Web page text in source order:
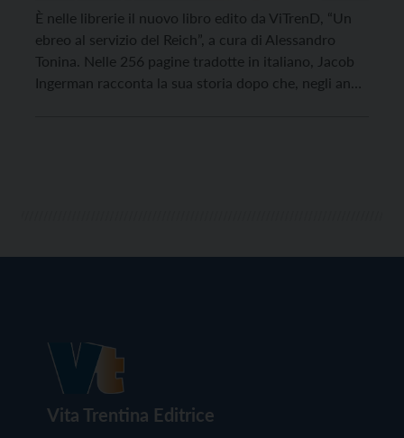
È nelle librerie il nuovo libro edito da ViTrenD, “Un
ebreo al servizio del Reich”, a cura di Alessandro
Tonina. Nelle 256 pagine tradotte in italiano, Jacob
Ingerman racconta la sua storia dopo che, negli anni,
Vita Trentina Editrice